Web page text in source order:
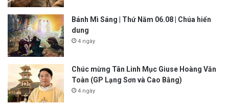
Bánh Mì Sáng | Thứ Năm 06.08 | Chúa hiển
dung
4 ngày
Chúc mừng Tân Linh Mục Giuse Hoàng Văn
Toàn (GP Lạng Sơn và Cao Bằng)
4 ngày